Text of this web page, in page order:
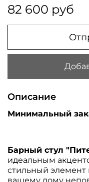
82 600 руб
Описание
Минимальный
Барный стул
идеальным
стильный элемент